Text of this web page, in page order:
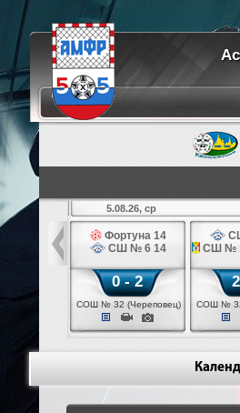
14
5.08.26, ср
Фортуна 14
СШ № 6 14
0 - 2
СОШ № 32 (Череповец)
СШ №
СОШ № 32